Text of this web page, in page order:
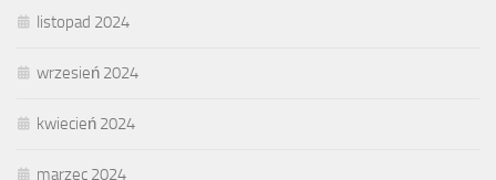
listopad 2024
wrzesień 2024
kwiecień 2024
marzec 2024